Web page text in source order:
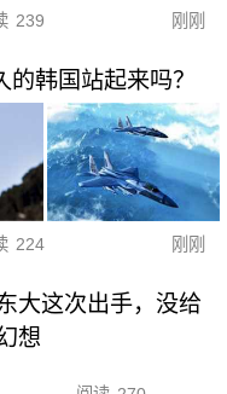
239 刚刚
韩国站起来吗？
224 刚刚
大这次出手，没给
想